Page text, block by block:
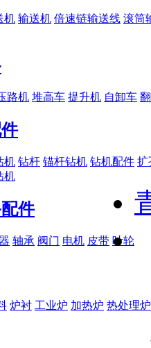
机 输送机 倍速链输送线 滚筒
路机 堆高车 提升机 自卸车
机 钻杆 锚杆钻机 钻机配件 扩
机
件
轴承 阀门 电机 皮带 叶轮
炉衬 工业炉 加热炉 热处理炉